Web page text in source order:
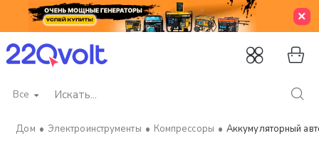
Все
Искать...
Электроинструменты Компрессоры Аккумуляторный